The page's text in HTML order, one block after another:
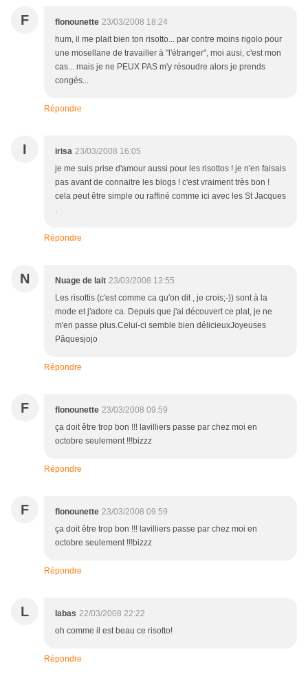
F flonounette 23/03/2008 18:24
hum, il me plait bien ton risotto... par contre moins rigolo pour
une mosellane de travailler à "l'étranger", moi ausi, c'est mon
cas... mais je ne PEUX PAS m'y résoudre alors je prends
congés...
Répondre
I irisa 23/03/2008 16:05
je me suis prise d'amour aussi pour les risottos ! je n'en faisais
pas avant de connaitre les blogs ! c'est vraiment très bon !
cela peut être simple ou raffiné comme ici avec les St Jacques
.
Répondre
N Nuage de lait 23/03/2008 13:55
Les risottis (c'est comme ca qu'on dit , je crois;-)) sont à la
mode et j'adore ca. Depuis que j'ai découvert ce plat, je ne
m'en passe plus.Celui-ci semble bien délicieuxJoyeuses
Pâquesjojo
Répondre
F flonounette 23/03/2008 09:59
ça doit être trop bon !!! lavilliers passe par chez moi en
octobre seulement !!!bizzz
Répondre
F flonounette 23/03/2008 09:59
ça doit être trop bon !!! lavilliers passe par chez moi en
octobre seulement !!!bizzz
Répondre
L labas 22/03/2008 22:22
oh comme il est beau ce risotto!
Répondre